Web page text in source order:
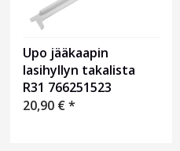
Upo jääkaapin
lasihyllyn takalista
R31 766251523
20,90 €*